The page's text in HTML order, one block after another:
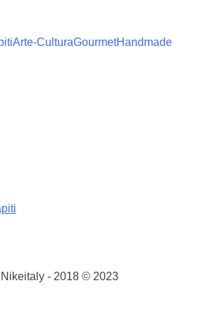
Arte-CulturaGourmetHandmade
- 2018 © 2023